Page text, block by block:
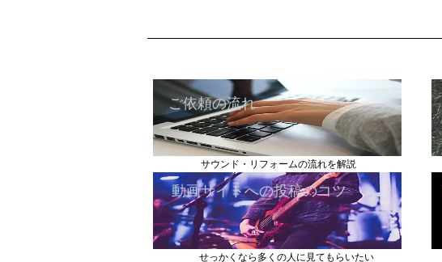
ご依頼の流れ
ご依頼の流れ
サウンド・リフォームの流れを解説
動画サイトへの投稿のコツ
せっかくなら多くの人に見てもらいたい